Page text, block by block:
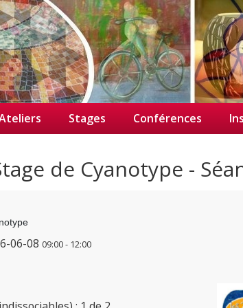
Stages Conférences
de Cyanotype -
06-08 09:00- 12:00